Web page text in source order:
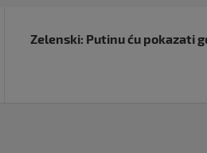
Zelenski: Putinu ću pokazati